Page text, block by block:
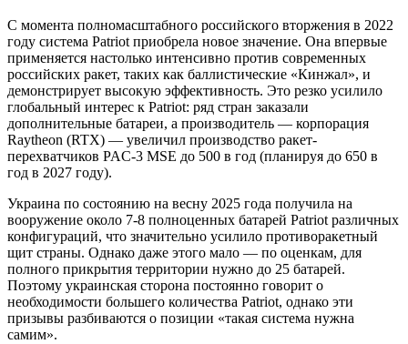
С момента полномасштабного российского вторжения в 2022
году система Patriot приобрела новое значение. Она впервые
применяется настолько интенсивно против современных
российских ракет, таких как баллистические «Кинжал», и
демонстрирует высокую эффективность. Это резко усилило
глобальный интерес к Patriot: ряд стран заказали
дополнительные батареи, а производитель — корпорация
Raytheon (RTX) — увеличил производство ракет-
перехватчиков PAC-3 MSE до 500 в год (планируя до 650 в
год в 2027 году).
Украина по состоянию на весну 2025 года получила на
вооружение около 7-8 полноценных батарей Patriot различных
конфигураций, что значительно усилило противоракетный
щит страны. Однако даже этого мало — по оценкам, для
полного прикрытия территории нужно до 25 батарей.
Поэтому украинская сторона постоянно говорит о
необходимости большего количества Patriot, однако эти
призывы разбиваются о позиции «такая система нужна
самим».